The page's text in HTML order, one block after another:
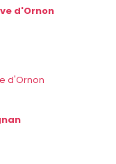
d'Ornon
d'Ornon